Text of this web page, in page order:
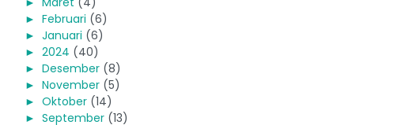
► Februari (6)
► Januari (6)
► 2024 (40)
► Desember (8)
► November (5)
► Oktober (14)
► September (13)